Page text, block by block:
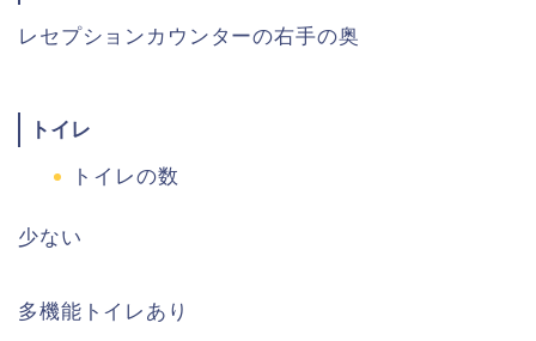
レセプションカウンターの右手の奥
トイレ
トイレの数
少ない
多機能トイレあり